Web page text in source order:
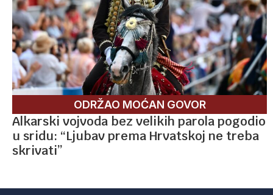
ODRŽAO MOĆAN GOVOR
Alkarski vojvoda bez velikih parola pogodio
u sridu: “Ljubav prema Hrvatskoj ne treba
skrivati”